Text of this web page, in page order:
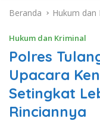
Beranda Hukum dan
Hukum dan Kriminal
Polres
Upacara
Setingkat
Rinciannya